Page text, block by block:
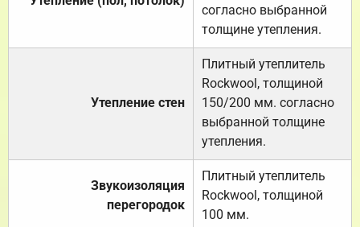
согласно выбранной
толщине утепления.
Утепление стен
Плитный утеплитель
Rockwool, толщиной
150/200 мм. согласно
выбранной толщине
утепления.
Звукоизоляция
перегородок
Плитный утеплитель
Rockwool, толщиной
100 мм.